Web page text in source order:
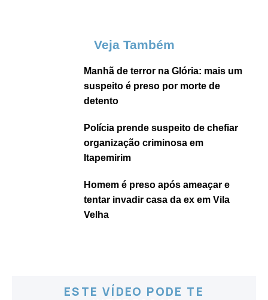
Veja Também
Manhã de terror na Glória: mais um
suspeito é preso por morte de
detento
Polícia prende suspeito de chefiar
organização criminosa em
Itapemirim
Homem é preso após ameaçar e
tentar invadir casa da ex em Vila
Velha
ESTE VÍDEO PODE TE